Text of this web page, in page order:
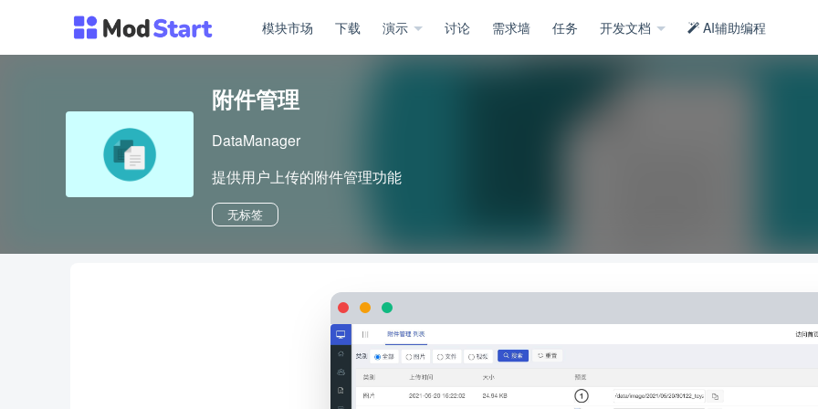
模块市场 下载 演示 讨论 需求墙 任务 开发文档 AI辅助编程
附件管理
DataManager
提供用户上传的附件管理功能
无标签